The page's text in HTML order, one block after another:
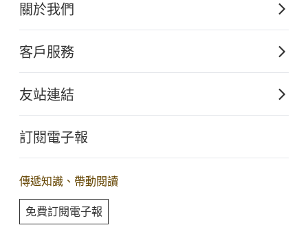
關於我們
佛光山文化出版的起源
關於文化出版
客戶服務
購書須知
大量團購
查詢訂單
友站連結
佛光山全球資訊網
人間衛視
訂閱電子報
傳遞知識、帶動閱讀
免費訂閱電子報